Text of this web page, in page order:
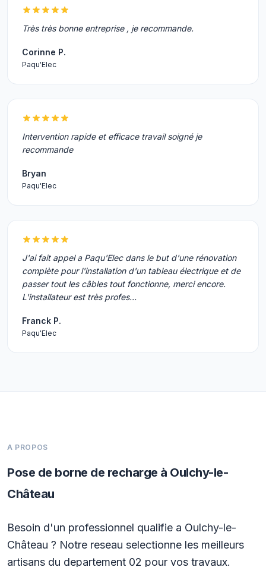
Très très bonne entreprise , je recommande.
Corinne P.
Paqu'Elec
Intervention rapide et efficace travail soigné je
recommande
Bryan
Paqu'Elec
J'ai fait appel a Paqu'Elec dans le but d'une rénovation
complète pour l'installation d'un tableau électrique et de
passer tout les câbles tout fonctionne, merci encore.
L'installateur est très profes…
Franck P.
Paqu'Elec
A PROPOS
Pose de borne de recharge à Oulchy-le-
Château
Besoin d'un professionnel qualifie a Oulchy-le-
Château ? Notre reseau selectionne les meilleurs
artisans du departement 02 pour vos travaux.